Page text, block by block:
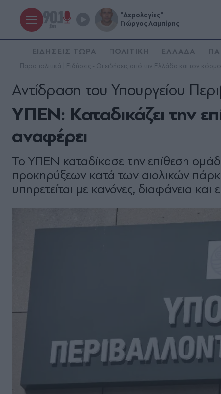
"Αερολογίες"
Γιώργος Λαμπίρης
ΕΙΔΗΣΕΙΣ ΤΩΡΑ ΠΟΛΙΤΙΚΗ ΕΛΛΑΔΑ
Παραπολιτικά | Ειδήσεις - Οι ειδήσεις από την Ελλάδα και τον κόσμο
ΥΠΕΝ: Καταδικάζει την
αναφέρει
Αντίδραση του Υπουργείου
Το ΥΠΕΝ καταδίκασε την επίθεση
προκηρύξεων κατά των αιολικών
υπηρετείται με κανόνες, διαφάνεια